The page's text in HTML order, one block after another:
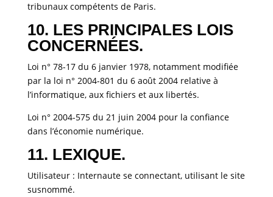
tribunaux compétents de Paris.
10. LES PRINCIPALES LOIS
CONCERNÉES.
Loi n° 78-17 du 6 janvier 1978, notamment modifiée
par la loi n° 2004-801 du 6 août 2004 relative à
l’informatique, aux fichiers et aux libertés.
Loi n° 2004-575 du 21 juin 2004 pour la confiance
dans l’économie numérique.
11. LEXIQUE.
Utilisateur : Internaute se connectant, utilisant le site
susnommé.